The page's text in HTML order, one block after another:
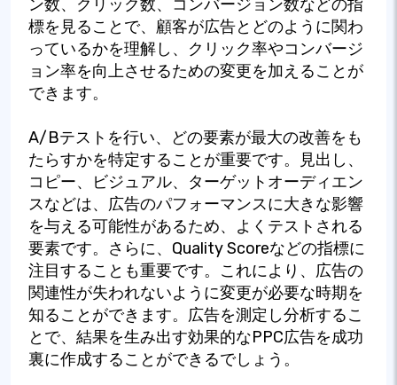
ン数、クリック数、コンバージョン数などの指
標を見ることで、顧客が広告とどのように関わ
っているかを理解し、クリック率やコンバージ
ョン率を向上させるための変更を加えることが
できます。
A/Bテストを行い、どの要素が最大の改善をも
たらすかを特定することが重要です。見出し、
コピー、ビジュアル、ターゲットオーディエン
スなどは、広告のパフォーマンスに大きな影響
を与える可能性があるため、よくテストされる
要素です。さらに、Quality Scoreなどの指標に
注目することも重要です。これにより、広告の
関連性が失われないように変更が必要な時期を
知ることができます。広告を測定し分析するこ
とで、結果を生み出す効果的なPPC広告を成功
裏に作成することができるでしょう。